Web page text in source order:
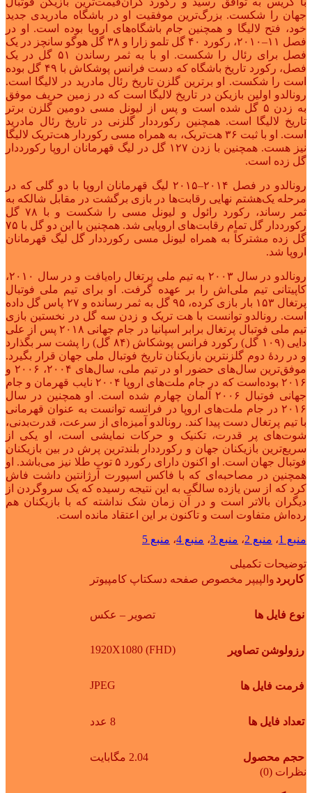
جهان را شکست. بزرگ‌ترین موفقیت او در باشگاه مادریدی جدید
خود، فتح لالیگا و همچنین جام باشگاه‌های اروپا بوده‌ است. او در
فصل ۱۱–۲۰۱۰، رکورد ۴۰ گل تلمو زارا و ۳۸ گل هوگو سانچز در یک
فصل برای رئال را شکست. او با به ‌ثمر رساندن ۵۱ گل در یک
فصل، رکورد تاریخ باشگاه که دست فرانس پوشکاش با ۴۹ گل بوده‌
است را شکست. او برترین گلزن تاریخ رئال مادرید در لالیگا است.
رونالدو اولین بازیکن در تاریخ لالیگا است که در زمین حریف موفق
به زدن ۵ گل شده‌ است و پس از لیونل مسی دومین گلزن برتر
تاریخ لالیگا است. همچنین رکورددار گلزنی در تاریخ رئال مادرید
است. او با ثبت ۳۶ هت‌تریک، به همراه مسی رکوردار هت‌تریک لالیگا
نیز هست. همچنین با زدن ۱۲۷ گل در لیگ قهرمانان اروپا رکورددار
گل زده ‌است.
رونالدو در فصل ۲۰۱۴–۲۰۱۵ لیگ قهرمانان اروپا با دو گلی که در
مرحله یک‌هشتم نهایی رقابت‌ها در بازی برگشت در مقابل شالکه به
ثمر رساند، رکورد رائول و لیونل مسی را شکست و با ۷۸ گل
رکورددار گل تمام رقابت‌های اروپایی شد. همچنین با این دو گل با ۷۵
گل زده مشترکاً به همراه لیونل مسی رکورددار گل لیگ قهرمانان
اروپا شد.
رونالدو در سال ۲۰۰۳ به تیم ملی پرتغال راه‌یافت و در سال ۲۰۱۰،
کاپیتانی تیم ملی‌اش را بر عهده گرفت. او برای تیم ملی فوتبال
پرتغال ۱۵۳ بار بازی کرده، ۹۵ گل به ثمر رسانده و ۲۷ پاس گل داده
‌است. رونالدو توانست با هت تریک و زدن سه گل در نخستین بازی
تیم ملی فوتبال پرتغال برابر اسپانیا در جام جهانی ۲۰۱۸ پس از علی
دایی (۱۰۹ گل) رکورد فرانس پوشکاش (۸۴ گل) را پشت سر بگذارد
و در ردهٔ دوم گلزنترین بازیکنان تاریخ فوتبال ملی جهان قرار بگیرد.
موفق‌ترین سال‌های حضور او در تیم ملی، سال‌های ۲۰۰۴، ۲۰۰۶ و
۲۰۱۶ بوده‌است که در جام ملت‌های اروپا ۲۰۰۴ نایب قهرمان و جام
جهانی فوتبال ۲۰۰۶ آلمان چهارم شده ‌است. او همچنین در سال
۲۰۱۶ در جام ملت‌های اروپا در فرانسه توانست به عنوان قهرمانی
با تیم پرتغال دست پیدا کند. رونالدو آمیزه‌ای از سرعت، قدرت‌بدنی،
شوت‌های پر قدرت، تکنیک و حرکات نمایشی است، او یکی از
سریع‌ترین بازیکنان جهان و رکورددار بلندترین پرش در بین بازیکنان
فوتبال جهان است. او اکنون دارای رکورد ۵ توپ طلا نیز می‌باشد. او
همچنین در مصاحبه‌ای که با فاکس اسپورت آرژانتین داشت فاش
کرد که از سن یازده سالگی به این نتیجه رسیده که یک سروگردن از
دیگران بالاتر است و در آن زمان شک نداشته که با بازیکنان هم
رده‌اش متفاوت است و تاکنون بر این اعتقاد مانده ‌است.
منبع 1 ، منبع 2 ، منبع 3 ، منبع 4 ، منبع 5
توضیحات تکمیلی
کاربرد والپیپر مخصوص صفحه دسکتاپ کامپیوتر
نوع فایل ها تصویر – عکس
رزولوشن تصاویر 1920X1080 (FHD)
فرمت فایل ها JPEG
تعداد فایل ها 8 عدد
حجم محصول
2.04 مگابایت
نظرات (0)